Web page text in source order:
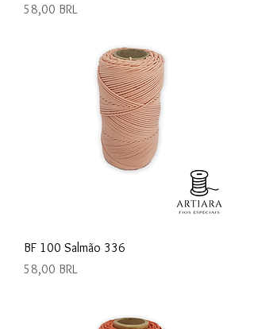
Precio
58,00 BRL
BF 100 Salmão 336
Precio
58,00 BRL